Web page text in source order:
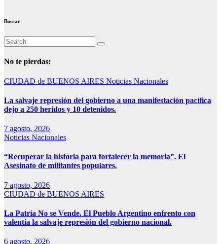
Buscar
No te pierdas:
CIUDAD de BUENOS AIRES Noticias Nacionales
La salvaje represión del gobierno a una manifestación pacífica
dejo a 250 heridos y 10 detenidos.
7 agosto, 2026
Noticias Nacionales
“Recuperar la historia para fortalecer la memoria”. El
Asesinato de militantes populares.
7 agosto, 2026
CIUDAD de BUENOS AIRES
La Patria No se Vende. El Pueblo Argentino enfrento con
valentía la salvaje represión del gobierno nacional.
6 agosto, 2026